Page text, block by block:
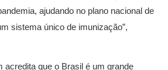
ajudando no plano nacional de
sistema único de imunização”,
acredita que o Brasil é um grande